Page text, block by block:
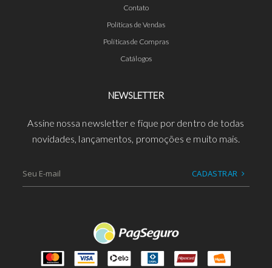
Contato
Políticas de Vendas
Políticas de Compras
Catálogos
NEWSLETTER
Assine nossa newsletter e fique por dentro de todas
novidades, lançamentos, promoções e muito mais.
CADASTRAR